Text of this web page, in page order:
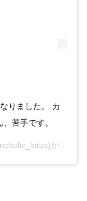
りました。 カ
苦手です。
がシェアした投稿 –